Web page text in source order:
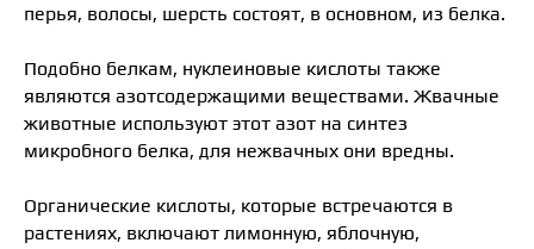
перья, волосы, шерсть состоят, в основном, из белка.
Подобно белкам, нуклеиновые кислоты также
являются азотсодержащими веществами. Жвачные
животные используют этот азот на синтез
микробного белка, для нежвачных они вредны.
Органические кислоты, которые встречаются в
растениях, включают лимонную, яблочную,